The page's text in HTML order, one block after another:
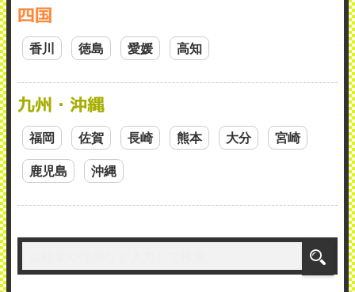
四国
香川 徳島 愛媛 高知
九州・沖縄
福岡 佐賀 長崎 熊本 大分 宮崎
鹿児島 沖縄